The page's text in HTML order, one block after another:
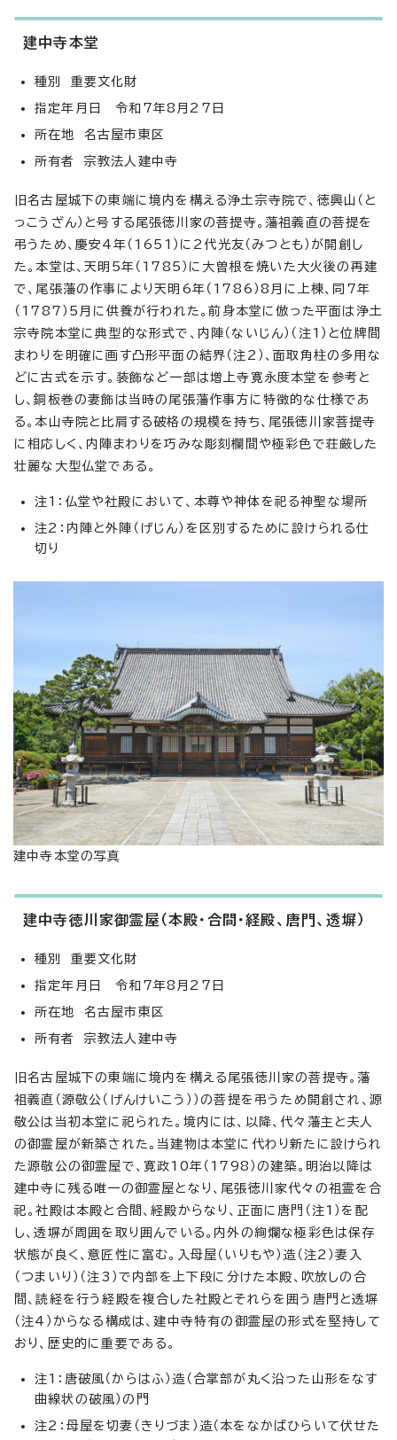
建中寺本堂
種別 重要文化財
指定年月日 令和7年8月27日
所在地 名古屋市東区
所有者 宗教法人建中寺
旧名古屋城下の東端に境内を構える浄土宗寺院で、徳興山（と
っこうざん）と号する尾張徳川家の菩提寺。藩祖義直の菩提を
弔うため、慶安4年（1651）に2代光友（みつとも）が開創し
た。本堂は、天明5年（1785）に大曽根を焼いた大火後の再建
で、尾張藩の作事により天明6年（1786）8月に上棟、同7年
（1787）5月に供養が行われた。前身本堂に倣った平面は浄土
宗寺院本堂に典型的な形式で、内陣（ないじん）（注1）と位牌間
まわりを明確に画す凸形平面の結界（注2）、面取角柱の多用な
どに古式を示す。装飾など一部は増上寺寛永度本堂を参考と
し、銅板巻の妻飾は当時の尾張藩作事方に特徴的な仕様であ
る。本山寺院と比肩する破格の規模を持ち、尾張徳川家菩提寺
に相応しく、内陣まわりを巧みな彫刻欄間や極彩色で荘厳した
壮麗な大型仏堂である。
注1：仏堂や社殿において、本尊や神体を祀る神聖な場所
注2：内陣と外陣（げじん）を区別するために設けられる仕
切り
建中寺本堂の写真
建中寺徳川家御霊屋（本殿・合間・経殿、唐門、透塀）
種別 重要文化財
指定年月日 令和7年8月27日
所在地 名古屋市東区
所有者 宗教法人建中寺
旧名古屋城下の東端に境内を構える尾張徳川家の菩提寺。藩
祖義直（源敬公（げんけいこう））の菩提を弔うため開創され、源
敬公は当初本堂に祀られた。境内には、以降、代々藩主と夫人
の御霊屋が新築された。当建物は本堂に代わり新たに設けられ
た源敬公の御霊屋で、寛政10年（1798）の建築。明治以降は
建中寺に残る唯一の御霊屋となり、尾張徳川家代々の祖霊を合
祀。社殿は本殿と合間、経殿からなり、正面に唐門（注1）を配
し、透塀が周囲を取り囲んでいる。内外の絢爛な極彩色は保存
状態が良く、意匠性に富む。入母屋（いりもや）造（注2）妻入
（つまいり）（注3）で内部を上下段に分けた本殿、吹放しの合
間、読経を行う経殿を複合した社殿とそれらを囲う唐門と透塀
（注4）からなる構成は、建中寺特有の御霊屋の形式を堅持して
おり、歴史的に重要である。
注1：唐破風（からはふ）造（合掌部が丸く沿った山形をなす
曲線状の破風）の門
注2：母屋を切妻（きりづま）造（本をなかばひらいて伏せた